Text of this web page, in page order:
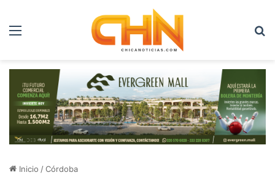
Menú
Inicio /Córdoba